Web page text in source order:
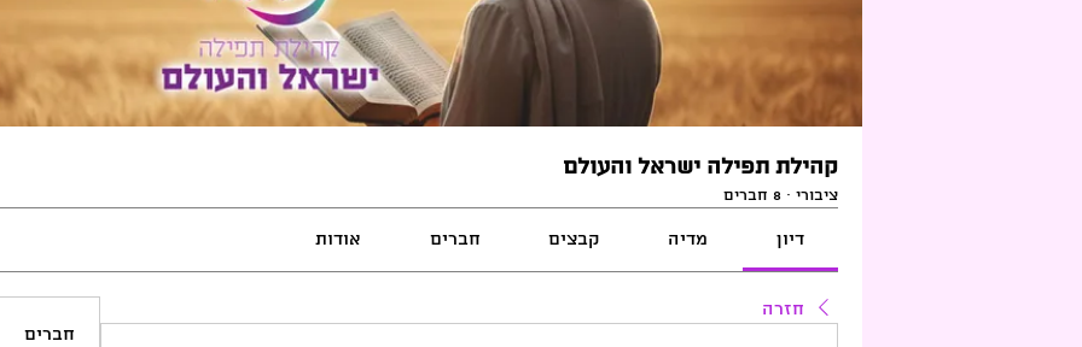
קהילת תפילה ישראל והעולם
ציבורי · 8 חברים
דיון מדיה קבצים חברים אודות
חזרה
חברים